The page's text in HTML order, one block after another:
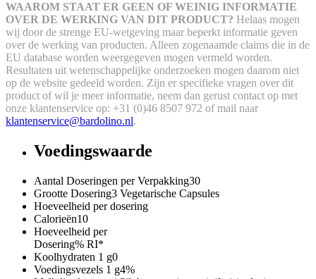
WAAROM STAAT ER GEEN OF WEINIG INFORMATIE
OVER DE WERKING VAN DIT PRODUCT? Helaas mogen
wij door de strenge EU-wetgeving maar beperkt informatie geven
over de werking van producten. Alleen zogenaamde claims die in de
EU database worden weergegeven mogen vermeld worden.
Resultaten uit wetenschappelijke onderzoeken mogen daarom niet
op de website gedeeld worden. Zijn er specifieke vragen over dit
product of wil je meer informatie, neem dan gerust contact op met
onze klantenservice op: +31 (0)46 8507 972 of mail naar
klantenservice@bardolino.nl.
Voedingswaarde
Aantal Doseringen per Verpakking30
Grootte Dosering3 Vegetarische Capsules
Hoeveelheid per dosering
Calorieën10
Hoeveelheid per
Dosering% RI*
Koolhydraten 1 g0
Voedingsvezels 1 g4%